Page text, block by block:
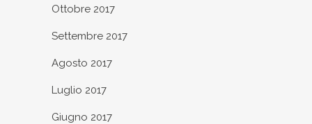
Ottobre 2017
Settembre 2017
Agosto 2017
Luglio 2017
Giugno 2017